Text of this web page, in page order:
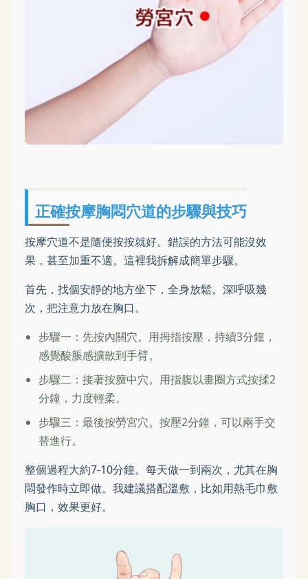
正確按摩胸悶穴道的步驟與技巧
按摩穴道不是隨便按按就好。錯誤的方法可能沒效
果，甚至加重不適。這裡我拆解成簡單步驟。
首先，找個安靜的地方坐下，全身放鬆。深呼吸幾
次，把注意力放在胸口。
步驟一：先按內關穴。用拇指按壓，持續3分鐘，
感覺酸脹感擴散到手臂。
步驟二：接著按膻中穴。用指腹以畫圈方式按揉2
分鐘，力度輕柔。
步驟三：最後按勞宮穴。按壓2分鐘，可以兩手交
替進行。
整個過程大約7-10分鐘。每天做一到兩次，尤其在胸
悶發作時立即做。我建議搭配溫敷，比如用熱毛巾敷
胸口，效果更好。